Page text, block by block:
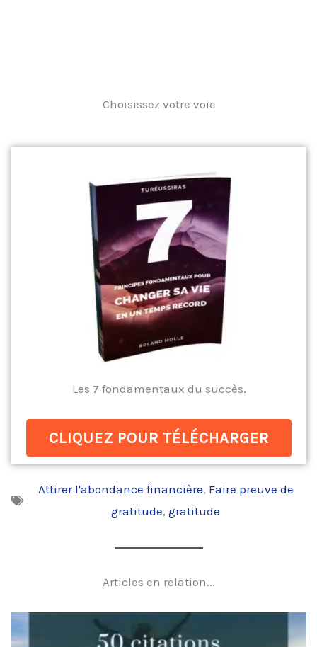
Choisissez votre voie
Les 7 fondamentaux du succès.
CLIQUEZ POUR TÉLÉCHARGER
Attirer l'abondance financière, Faire preuve de
gratitude, gratitude
Articles en relation...